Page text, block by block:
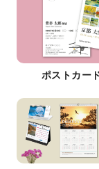
ポストカー